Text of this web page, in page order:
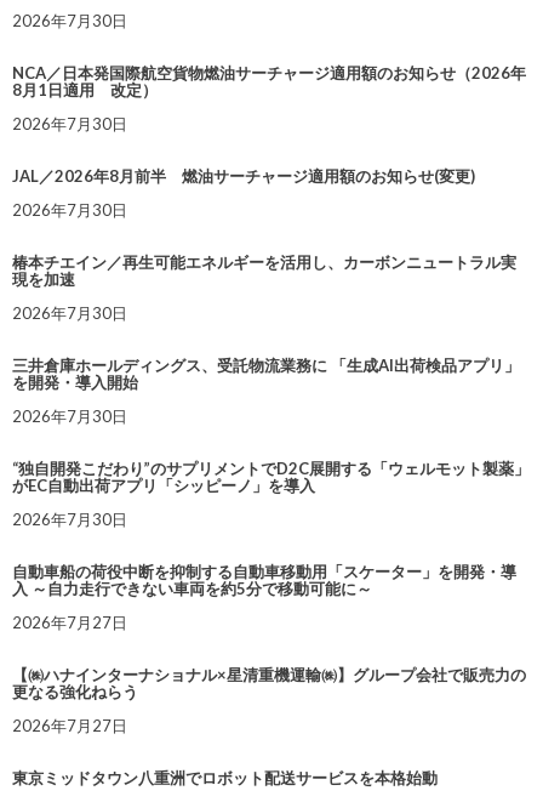
2026年7月30日
NCA／日本発国際航空貨物燃油サーチャージ適用額のお知らせ（2026年
8月1日適用 改定）
2026年7月30日
JAL／2026年8月前半 燃油サーチャージ適用額のお知らせ(変更)
2026年7月30日
椿本チエイン／再生可能エネルギーを活用し、カーボンニュートラル実
現を加速
2026年7月30日
三井倉庫ホールディングス、受託物流業務に 「生成AI出荷検品アプリ」
を開発・導入開始
2026年7月30日
“独自開発こだわり”のサプリメントでD2C展開する「ウェルモット製薬」
がEC自動出荷アプリ「シッピーノ」を導入
2026年7月30日
自動車船の荷役中断を抑制する自動車移動用「スケーター」を開発・導
入 ～自力走行できない車両を約5分で移動可能に～
2026年7月27日
【㈱ハナインターナショナル×星清重機運輸㈱】グループ会社で販売力の
更なる強化ねらう
2026年7月27日
東京ミッドタウン八重洲でロボット配送サービスを本格始動